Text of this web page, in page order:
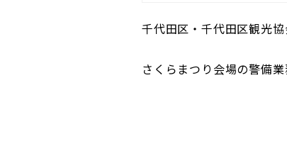
千代田区・千代田区観光
さくらまつり会場の警備